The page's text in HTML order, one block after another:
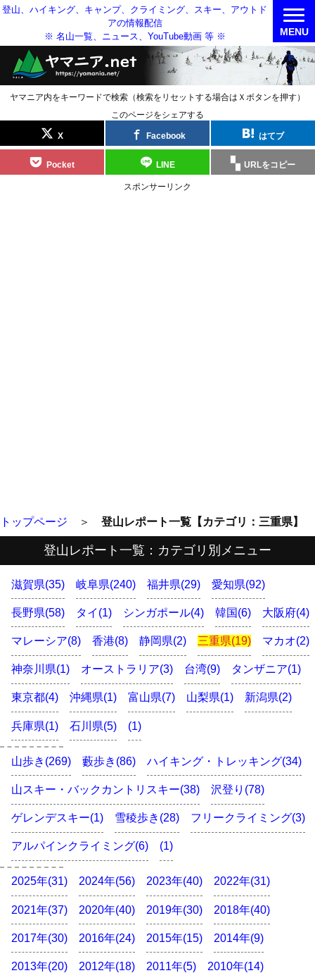
登山、ハイキング、キャンプ、クライミング、スキー、アウトド
アの情報配信
※ 名山一覧、ニュース、YouTube動画 等 ※
ヤマニア内をキーワードで検索（検索をリセットする場合はＸボタンを押す）
MENU
このページをシェアする
X Facebook はてブ
Pocket LINE URLをコピー
スポンサーリンク
トップページ ＞ 登山レポート一覧【カテゴリ：三重県】
登山レポート一覧：カテゴリ別メニュー
滋賀県(35) 岐阜県(240) 福井県(29) 愛知県(92)
長野県(58) タイ(1) シンガポール(4) 韓国(6) 大阪府(4)
マレーシア(8) 香港(8) 静岡県(2) 三重県(19) マカオ(2)
神奈川県(1) オーストラリア(3) 台湾(9) タンザニア(1)
東京都(4) 沖縄県(1) 富山県(7) 山梨県(1) 新潟県(2)
兵庫県(1) 石川県(5) (1)
山歩き(269) 藪歩き(86) ハイキング・トレッキング(34)
山スキー・バックカントリスキー(38) 沢登り(78)
ゲレンデスキー(1) 雪稜歩き(28) フリークライミング(3)
アルパインクライミング(6) (1)
2025年(31) 2024年(56) 2023年(40) 2022年(31)
2021年(37) 2020年(40) 2019年(30) 2018年(40)
2017年(30) 2016年(24) 2015年(15) 2014年(9)
2013年(20) 2012年(18) 2011年(5) 2010年(14)